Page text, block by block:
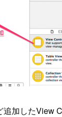
加したView